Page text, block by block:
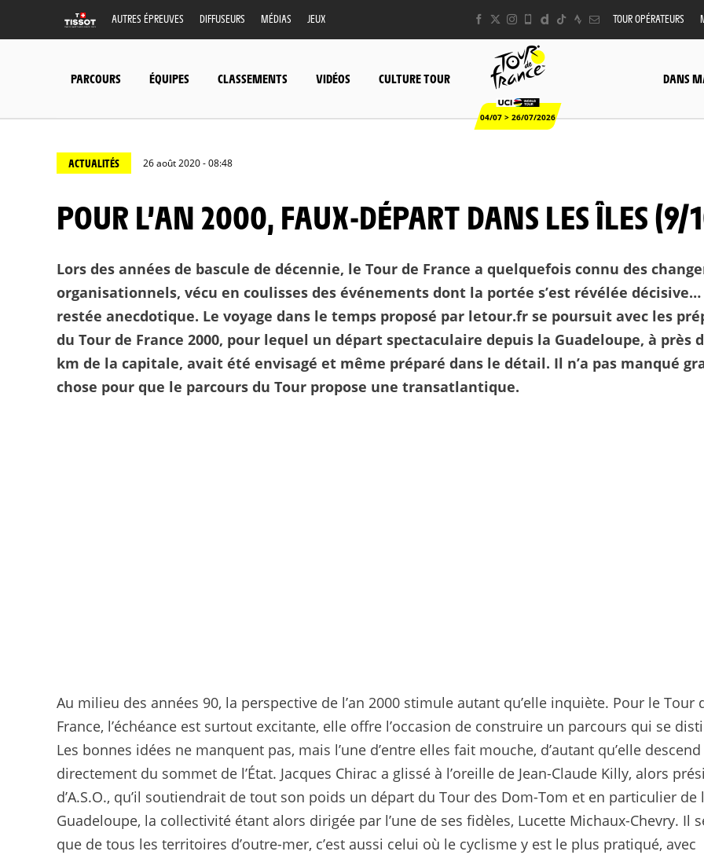
AUTRES ÉPREUVES DIFFUSEURS MÉDIAS JEUX TOUR OPÉRATEURS
PARCOURS ÉQUIPES CLASSEMENTS VIDÉOS CULTURE TOUR
04/07 > 26/07/2026
DANS
ACTUALITÉS 26 août 2020 - 08:48
POUR L’AN 2000, FAUX-DÉPART DANS LES ÎLES (9/
Lors des années de bascule de décennie, le Tour de France a quelquefois connu des
organisationnels, vécu en coulisses des événements dont la portée s’est révélée
restée anecdotique. Le voyage dans le temps proposé par letour.fr se poursuit avec les
du Tour de France 2000, pour lequel un départ spectaculaire depuis la Guadeloupe, à près
km de la capitale, avait été envisagé et même préparé dans le détail. Il n’a pas manqué
chose pour que le parcours du Tour propose une transatlantique.
Au milieu des années 90, la perspective de l’an 2000 stimule autant qu’elle inquiète. Pour le Tour
France, l’échéance est surtout excitante, elle offre l’occasion de construire un parcours qui se
Les bonnes idées ne manquent pas, mais l’une d’entre elles fait mouche, d’autant qu’elle descend
directement du sommet de l’État. Jacques Chirac a glissé à l’oreille de Jean-Claude Killy, alors
d’A.S.O., qu’il soutiendrait de tout son poids un départ du Tour des Dom-Tom et en particulier de
Guadeloupe, la collectivité étant alors dirigée par l’une de ses fidèles, Lucette Michaux-Chevry. Il
que de tous les territoires d’outre-mer, c’est aussi celui où le cyclisme y est le plus pratiqué, avec